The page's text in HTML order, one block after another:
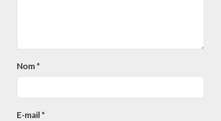
Nom*
E-mail*